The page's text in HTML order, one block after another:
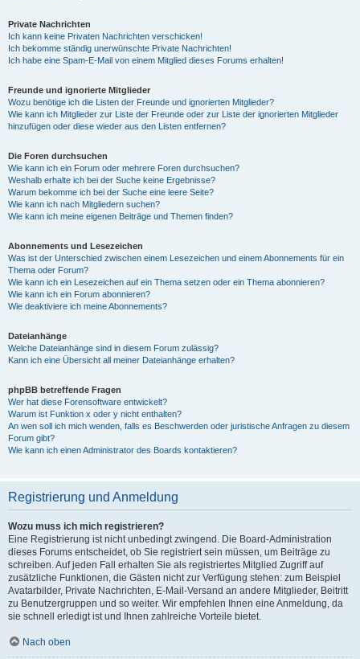
Private Nachrichten
Ich kann keine Privaten Nachrichten verschicken!
Ich bekomme ständig unerwünschte Private Nachrichten!
Ich habe eine Spam-E-Mail von einem Mitglied dieses Forums erhalten!
Freunde und ignorierte Mitglieder
Wozu benötige ich die Listen der Freunde und ignorierten Mitglieder?
Wie kann ich Mitglieder zur Liste der Freunde oder zur Liste der ignorierten Mitglieder
hinzufügen oder diese wieder aus den Listen entfernen?
Die Foren durchsuchen
Wie kann ich ein Forum oder mehrere Foren durchsuchen?
Weshalb erhalte ich bei der Suche keine Ergebnisse?
Warum bekomme ich bei der Suche eine leere Seite?
Wie kann ich nach Mitgliedern suchen?
Wie kann ich meine eigenen Beiträge und Themen finden?
Abonnements und Lesezeichen
Was ist der Unterschied zwischen einem Lesezeichen und einem Abonnements für ein
Thema oder Forum?
Wie kann ich ein Lesezeichen auf ein Thema setzen oder ein Thema abonnieren?
Wie kann ich ein Forum abonnieren?
Wie deaktiviere ich meine Abonnements?
Dateianhänge
Welche Dateianhänge sind in diesem Forum zulässig?
Kann ich eine Übersicht all meiner Dateianhänge erhalten?
phpBB betreffende Fragen
Wer hat diese Forensoftware entwickelt?
Warum ist Funktion x oder y nicht enthalten?
An wen soll ich mich wenden, falls es Beschwerden oder juristische Anfragen zu diesem
Forum gibt?
Wie kann ich einen Administrator des Boards kontaktieren?
Registrierung und Anmeldung
Wozu muss ich mich registrieren?
Eine Registrierung ist nicht unbedingt zwingend. Die Board-Administration
dieses Forums entscheidet, ob Sie registriert sein müssen, um Beiträge zu
schreiben. Auf jeden Fall erhalten Sie als registriertes Mitglied Zugriff auf
zusätzliche Funktionen, die Gästen nicht zur Verfügung stehen: zum Beispiel
Avatarbilder, Private Nachrichten, E-Mail-Versand an andere Mitglieder, Beitritt
zu Benutzergruppen und so weiter. Wir empfehlen Ihnen eine Anmeldung, da
sie schnell erledigt ist und Ihnen zahlreiche Vorteile bietet.
Nach oben